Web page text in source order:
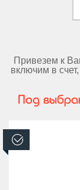
Привезем к
включим в
Под